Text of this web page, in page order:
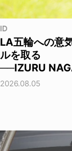
ID
LA五輪への意
ルを取る
──IZURU
2026.08.05